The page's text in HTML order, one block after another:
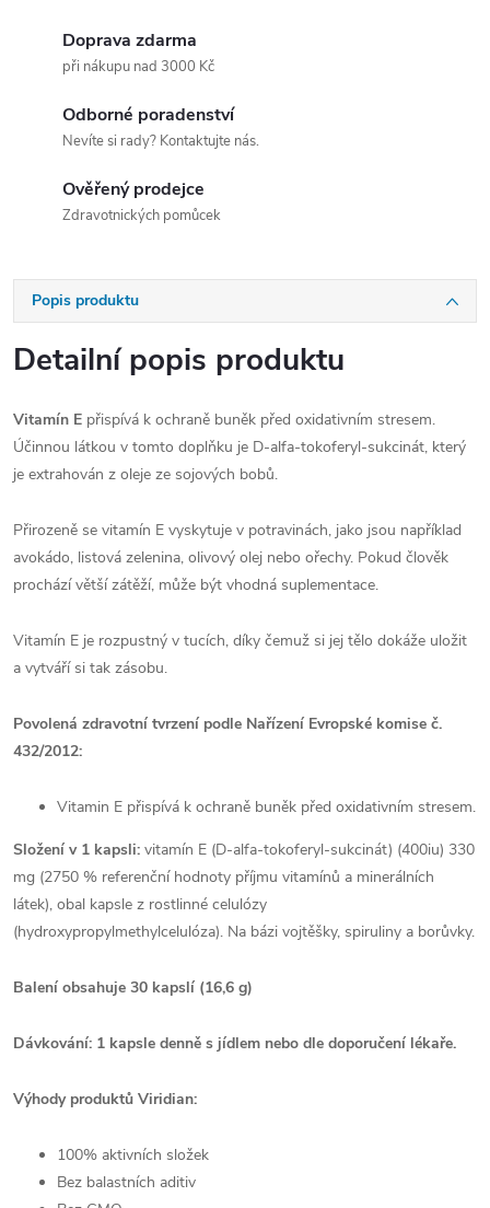
Doprava zdarma
při nákupu nad 3000 Kč
Odborné poradenství
Nevíte si rady? Kontaktujte nás.
Ověřený prodejce
Zdravotnických pomůcek
Popis produktu
Detailní popis produktu
Vitamín E přispívá k ochraně buněk před oxidativním stresem.
Účinnou látkou v tomto doplňku je D-alfa-tokoferyl-sukcinát, který
je extrahován z oleje ze sojových bobů.
Přirozeně se vitamín E vyskytuje v potravinách, jako jsou například
avokádo, listová zelenina, olivový olej nebo ořechy. Pokud člověk
prochází větší zátěží, může být vhodná suplementace.
Vitamín E je rozpustný v tucích, díky čemuž si jej tělo dokáže uložit
a vytváří si tak zásobu.
Povolená zdravotní tvrzení podle Nařízení Evropské komise č.
432/2012:
Vitamin E přispívá k ochraně buněk před oxidativním stresem.
Složení v 1 kapsli: vitamín E (D-alfa-tokoferyl-sukcinát) (400iu) 330
mg (2750 % referenční hodnoty příjmu vitamínů a minerálních
látek), obal kapsle z rostlinné celulózy
(hydroxypropylmethylcelulóza). Na bázi vojtěšky, spiruliny a borůvky.
Balení obsahuje 30 kapslí (16,6 g)
Dávkování: 1 kapsle denně s jídlem nebo dle doporučení lékaře.
Výhody produktů Viridian:
100% aktivních složek
Bez balastních aditiv